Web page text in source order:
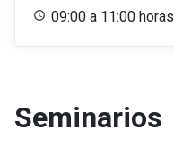
09:00 a 11:00 horas
Seminarios